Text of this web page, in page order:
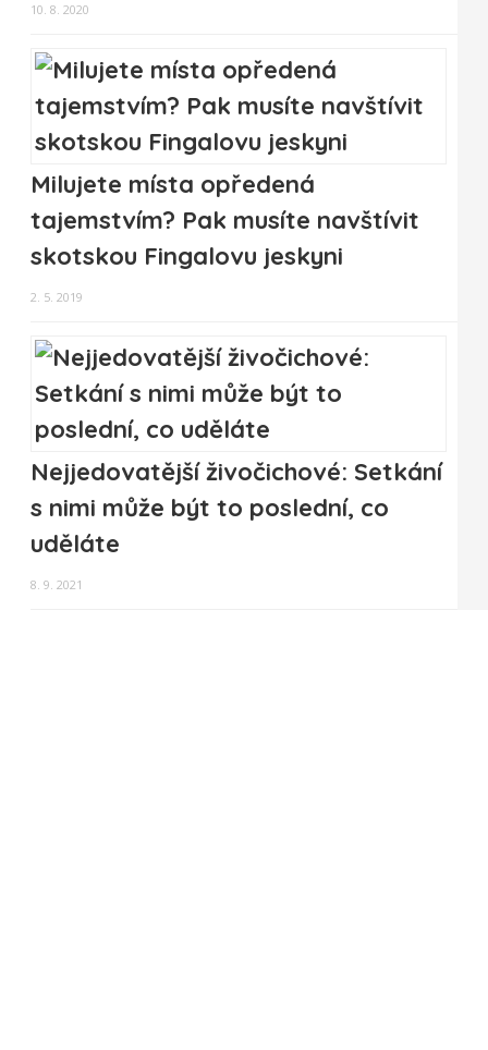
10. 8. 2020
Milujete místa opředená
tajemstvím? Pak musíte navštívit
skotskou Fingalovu jeskyni
2. 5. 2019
Nejjedovatější živočichové: Setkání
s nimi může být to poslední, co
uděláte
8. 9. 2021